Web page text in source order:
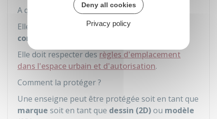
A quoi sert-elle ?
Elle permet aux
clientsd'identifier votre
commercial
Elle doit respecter des règles d'emplacement
dans l'espace urbain et d'autorisation.
Comment la protéger ?
Une enseigne peut être protégée soit en tant que
marque soit en tant que dessin (2D)ou modèle
Deny all cookies
Privacy policy